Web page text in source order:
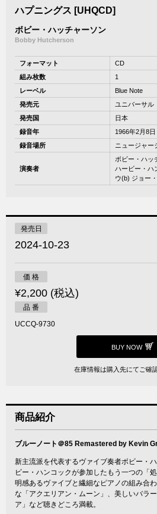
ハプニングス [UHQCD]
ボビー・ハッチャーソン
Bobby Hutcherson
フォーマット
CD
組み枚数
1
レーベル
Blue Note
発売元
ユニバーサル
発売国
日本
録音年
1966年2月8日
録音場所
ニュージャー
演奏者
ボビー・ハッ
ハービー・ハ
ウ(b) ジョー
発売日
2024-10-23
価 格
¥2,200 (税込)
品 番
UCCQ-9730
BUY NOW
在庫情報は購入先にてご確
商品紹介
ブルーノート＠85 Remastered by Kevin
新主流派を代表するヴァイブ奏者ボビー・
ビー・ハンコックが参加したもう一つの「
明感あるヴァイブと繊細なピアノの組み合
な「アクエリアン・ムーン」、美しいバラ
ア」など聴きどころ満載。